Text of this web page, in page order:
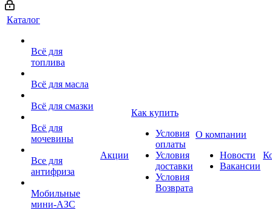
Каталог
Всё для
топлива
Всё для масла
Всё для смазки
Всё для
мочевины
Все для
антифриза
Мобильные
мини-АЗС
Акции
Как купить
Условия
оплаты
Условия
доставки
Условия
Возврата
О компании
Новости
Вакансии